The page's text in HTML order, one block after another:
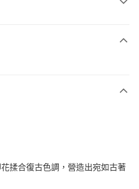
揉合復古色調，營造出宛如古著